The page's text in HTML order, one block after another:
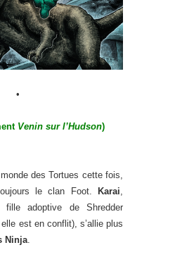
•
Venin sur l’Hudson)
monde des Tortues cette fois,
le clan Foot.
Karai
fille adoptive de Shredder
est en conflit), s’allie plus
Ninja